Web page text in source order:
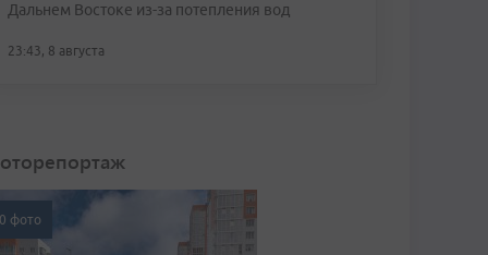
Дальнем Востоке из-за потепления вод
23:43, 8 августа
фото